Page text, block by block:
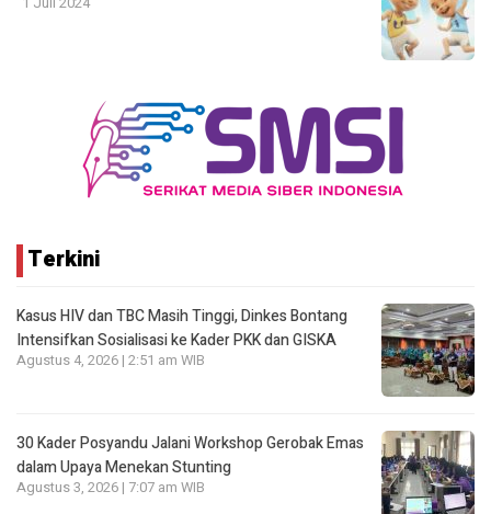
Terkini
Kasus HIV dan TBC Masih Tinggi, Dinkes Bontang
Intensifkan Sosialisasi ke Kader PKK dan GISKA
Agustus 4, 2026 | 2:51 am WIB
30 Kader Posyandu Jalani Workshop Gerobak Emas
dalam Upaya Menekan Stunting
Agustus 3, 2026 | 7:07 am WIB